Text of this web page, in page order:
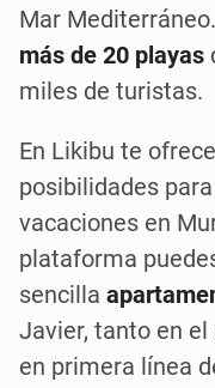
Mar
más de 20 playas
miles de turistas.
En Likibu te
posibilidades
vacaciones en
plataforma
sencilla
Javier, tanto en
en primera línea